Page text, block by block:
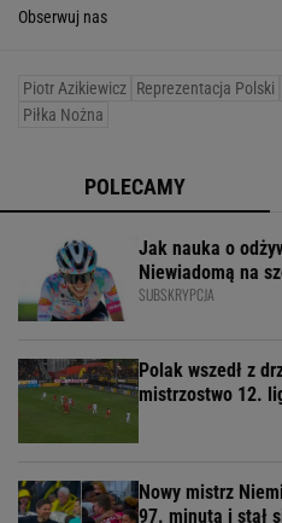
Obserwuj nas
Piotr Azikiewicz Reprezentacja Polski
Piłka Nożna
POLECAMY
Jak nauka o
Niewiadomą na
SUBSKRYPCJA
Polak wszedł z
mistrzostwo 12.
Nowy mistrz
97. minuta i stał